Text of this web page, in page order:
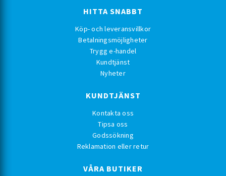
HITTA SNABBT
Köp- och leveransvillkor
Betalningsmöjligheter
Trygg e-handel
Kundtjänst
Nyheter
KUNDTJÄNST
Kontakta oss
Tipsa oss
Godssökning
Reklamation eller retur
VÅRA BUTIKER